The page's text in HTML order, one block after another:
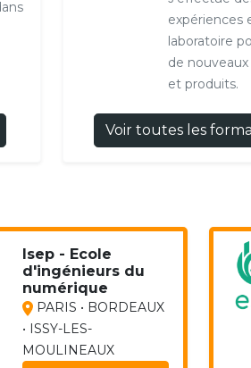
expériences
laboratoire
de
et produits.
Voir toutes les
Isep - Ecole
d'ingénieurs du
numérique
PARIS • BORDEAUX
• ISSY-LES-
MOULINEAUX